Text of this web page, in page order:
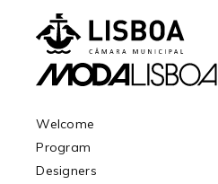
Welcome
Program
Designers